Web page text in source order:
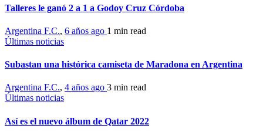
Talleres le ganó 2 a 1 a Godoy Cruz Córdoba
Argentina F.C., 6 años ago 1 min read
Últimas noticias
Subastan una histórica camiseta de Maradona en Argentina
Argentina F.C., 4 años ago 3 min read
Últimas noticias
Así es el nuevo álbum de Qatar 2022